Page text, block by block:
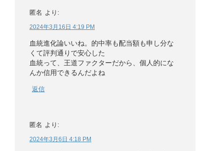
匿名 より:
2024年3月16日 4:19 PM
血統進化論いいね。的中率も配当額も申し分な
くて評判通りで安心した
血統って、王道ファクターだから、個人的にな
んか信用できるんだよね
返信
匿名 より:
2024年3月6日 4:18 PM